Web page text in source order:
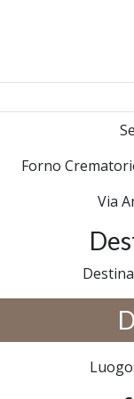
Forno
Via
Luogo: